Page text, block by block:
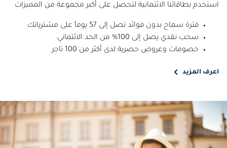
استخدم بطاقاتنا الائتمانية لتحصل على أكبر مجموعة من المميزات
فترة سماح بدون فوائد تصل إلى 57 يوماً على مشترياتك
سحب نقدي يصل إلى 100% من الحد الائتماني
خصومات وعروض حصرية لدى أكثر من 100 تاجر
اعرف المزيد